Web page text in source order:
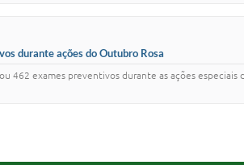
durante ações do Outubro Rosa
462 exames preventivos durante as ações especiais